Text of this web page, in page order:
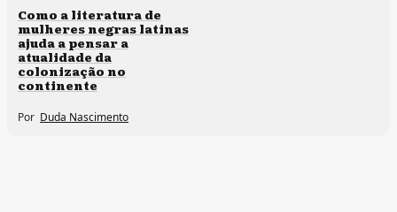
Direitos humanos
Como a literatura de
mulheres negras latinas
ajuda a pensar a
atualidade da
colonização no
continente
Por Duda Nascimento